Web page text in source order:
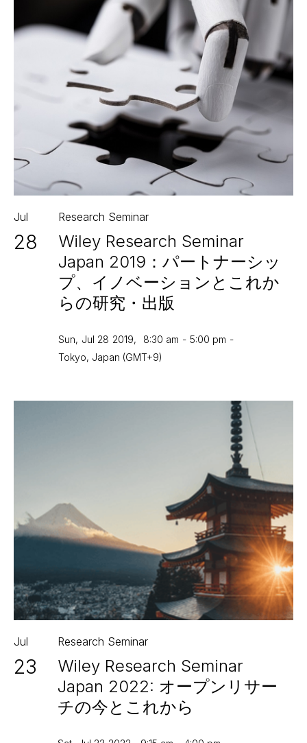
Jul
28
Research Seminar
Wiley Research Seminar
Japan 2019：パートナーシッ
プ、イノベーションとこれか
らの研究・出版
Sun, Jul 28 2019, 8:30 am - 5:00 pm -
Tokyo, Japan (GMT+9)
Jul
23
Research Seminar
Wiley Research Seminar
Japan 2022: オープンリサー
チの今とこれから